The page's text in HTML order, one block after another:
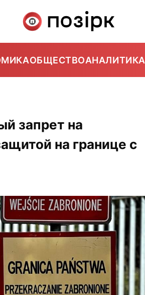
ОБЩЕСТВОАНАЛИТИКА
запрет на
на границе с